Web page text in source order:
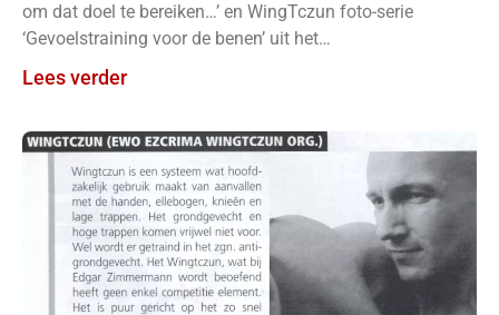
om dat doel te bereiken…’ en WingTczun foto-serie
‘Gevoelstraining voor de benen’ uit het
vechtsportmagazine Budo Sports van
Lees verder